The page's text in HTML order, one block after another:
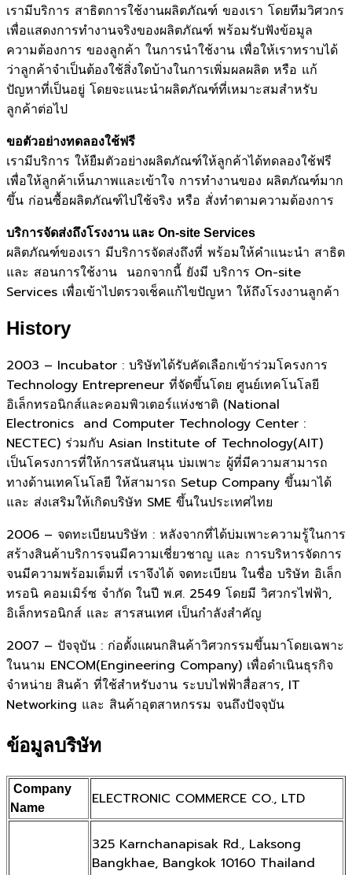
เรามีบริการ สาธิตการใช้งานผลิตภัณฑ์ ของเรา โดยทีมวิศวกร
เพื่อแสดงการทำงานจริงของผลิตภัณฑ์ พร้อมรับฟังข้อมูล
ความต้องการ ของลูกค้า ในการนำใช้งาน เพื่อให้เราทราบได้
ว่าลูกค้าจำเป็นต้องใช้สิ่งใดบ้างในการเพิ่มผลผลิต หรือ แก้
ปัญหาที่เป็นอยู่ โดยจะแนะนำผลิตภัณฑ์ที่เหมาะสมสำหรับ
ลูกค้าต่อไป
ขอตัวอย่างทดลองใช้ฟรี
เรามีบริการ ให้ยืมตัวอย่างผลิตภัณฑ์ให้ลูกค้าได้ทดลองใช้ฟรี
เพื่อให้ลูกค้าเห็นภาพและเข้าใจ การทำงานของ ผลิตภัณฑ์มาก
ขึ้น ก่อนซื้อผลิตภัณฑ์ไปใช้จริง หรือ สั่งทำตามความต้องการ
บริการจัดส่งถึงโรงงาน และ On-site Services
ผลิตภัณฑ์ของเรา มีบริการจัดส่งถึงที่ พร้อมให้คำแนะนำ สาธิต
และ สอนการใช้งาน นอกจากนี้ ยังมี บริการ On-site
Services เพื่อเข้าไปตรวจเช็คแก้ไขปัญหา ให้ถึงโรงงานลูกค้า
History
2003 – Incubator : บริษัทได้รับคัดเลือกเข้าร่วมโครงการ
Technology Entrepreneur ที่จัดขึ้นโดย ศูนย์เทคโนโลยี
อิเล็กทรอนิกส์และคอมพิวเตอร์แห่งชาติ (National
Electronics and Computer Technology Center :
NECTEC) ร่วมกับ Asian Institute of Technology(AIT)
เป็นโครงการที่ให้การสนันสนุน บ่มเพาะ ผู้ที่มีความสามารถ
ทางด้านเทคโนโลยี ให้สามารถ Setup Company ขึ้นมาได้
และ ส่งเสริมให้เกิดบริษัท SME ขึ้นในประเทศไทย
2006 – จดทะเบียนบริษัท : หลังจากที่ได้บ่มเพาะความรู้ในการ
สร้างสินค้าบริการจนมีความเชี่ยวชาญ และ การบริหารจัดการ
จนมีความพร้อมเต็มที่ เราจึงได้ จดทะเบียน ในชื่อ บริษัท อิเล็ก
ทรอนิ คอมเมิร์ซ จำกัด ในปี พ.ศ. 2549 โดยมี วิศวกรไฟฟ้า,
อิเล็กทรอนิกส์ และ สารสนเทศ เป็นกำลังสำคัญ
2007 – ปัจจุบัน : ก่อตั้งแผนกสินค้าวิศวกรรมขึ้นมาโดยเฉพาะ
ในนาม ENCOM(Engineering Company) เพื่อดำเนินธุรกิจ
จำหน่าย สินค้า ที่ใช้สำหรับงาน ระบบไฟฟ้าสื่อสาร, IT
Networking และ สินค้าอุตสาหกรรม จนถึงปัจจุบัน
ข้อมูลบริษัท
Company
Name
ELECTRONIC COMMERCE CO., LTD
325 Karnchanapisak Rd., Laksong
Bangkhae, Bangkok 10160 Thailand